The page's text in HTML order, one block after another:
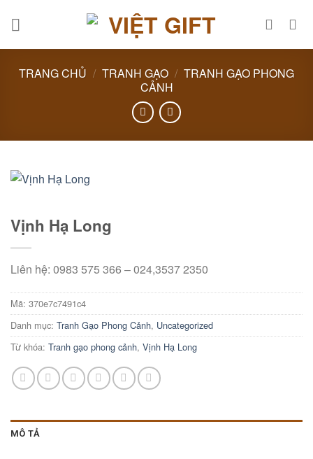
TRANG CHỦ / TRANH GẠO / TRANH GẠO PHONG
CẢNH
Vịnh Hạ Long
Liên hệ: 0983 575 366 – 024,3537 2350
Mã: 370e7c7491c4
Danh mục: Tranh Gạo Phong Cảnh, Uncategorized
Từ khóa: Tranh gạo phong cảnh, Vịnh Hạ Long
MÔ TẢ